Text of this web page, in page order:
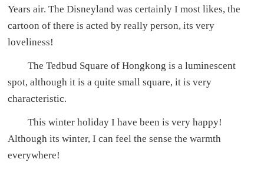
Years air. The Disneyland was certainly I most likes, the
cartoon of there is acted by really person, its very
loveliness!
The Tedbud Square of Hongkong is a luminescent
spot, although it is a quite small square, it is very
characteristic.
This winter holiday I have been is very happy!
Although its winter, I can feel the sense the warmth
everywhere!